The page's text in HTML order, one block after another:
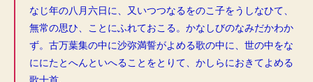
なじ年の八月六日に、又いつつなるをのこ子をうしなひて、
無常の思ひ、ことにふれておこる。かなしびのなみだかわか
ず。古万葉集の中に沙弥満誓がよめる歌の中に、世の中をな
ににたとへんといへることをとりて、かしらにおきてよめる